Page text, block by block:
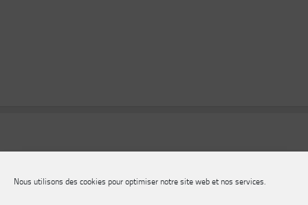
Nous utilisons des cookies pour optimiser notre site web et nos services.